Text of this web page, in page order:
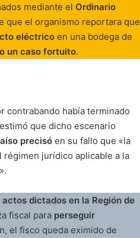
mediante el Ordinario
que el organismo reportara que
eléctrico en una bodega de
un caso fortuito.
contrabando había terminado
que dicho escenario
precisó en su fallo que «la
jurídico aplicable a la
dictados en la Región de
fiscal para perseguir
el fisco queda eximido de